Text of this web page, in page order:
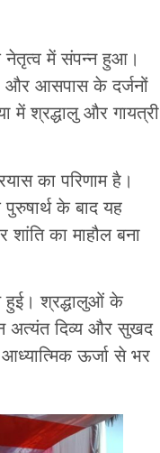
नेतृत्व में संपन्न हुआ।
और आसपास के दर्जनों
में श्रद्धालु और गायत्री
का परिणाम है।
के बाद यह
का माहौल बना
हुई। श्रद्धालुओं के
अत्यंत दिव्य और सुखद
ऊर्जा से भर